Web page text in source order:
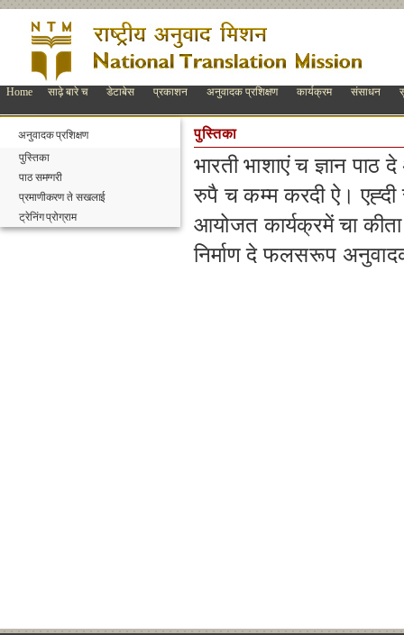
Home साढ़े बारे च डेटाबेस प्रकाशन अनुवादक प्रशिक्षण कार्यक्रम संसाधन
अनुवादक प्रशिक्षण
पुस्तिका
पाठ समग्गरी
प्रमाणीकरण ते सखलाई
ट्रेनिंग प्रोग्राम
पुस्तिका
भारती भाशाएं च ज्ञान पाठ
रुपै च कम्म करदी ऐ।
आयोजत कार्यक्रमें चा
निर्माण दे फलसरूप